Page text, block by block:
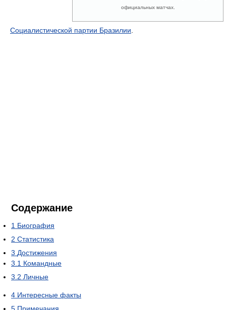
официальных матчах.
Социалистической партии Бразилии
Содержание
1 Биография
2 Статистика
3 Достижения
3.1 Командные
3.2 Личные
4 Интересные факты
5 Примечания